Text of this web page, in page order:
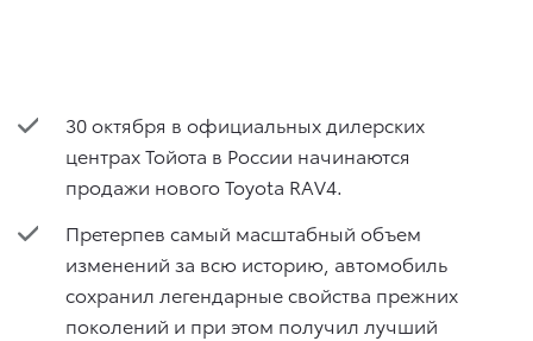
30 октября в официальных дилерских
центрах Тойота в России начинаются
продажи нового Toyota RAV4.
Претерпев самый масштабный объем
изменений за всю историю, автомобиль
сохранил легендарные свойства прежних
поколений и при этом получил лучший